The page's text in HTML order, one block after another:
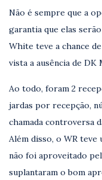
Não é sempre que a
garantia que elas
White teve a chance
vista a ausência de DK
Ao todo, foram 2
jardas por recepção,
chamada controversa
Além disso, o WR teve
não foi aproveitado
suplantaram o bom